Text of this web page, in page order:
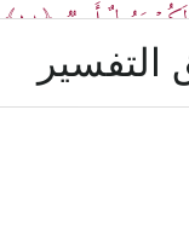
لَكُمۡ رَسُولٌ أَمِینࣱ﴿١٨﴾
. التفسير